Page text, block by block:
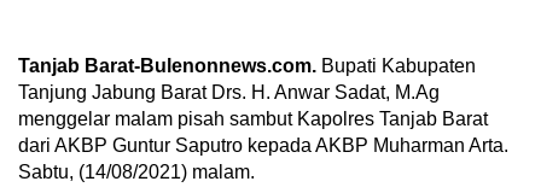
Tanjab Barat-Bulenonnews.com. Bupati Kabupaten
Tanjung Jabung Barat Drs. H. Anwar Sadat, M.Ag
menggelar malam pisah sambut Kapolres Tanjab Barat
dari AKBP Guntur Saputro kepada AKBP Muharman Arta.
Sabtu, (14/08/2021) malam.